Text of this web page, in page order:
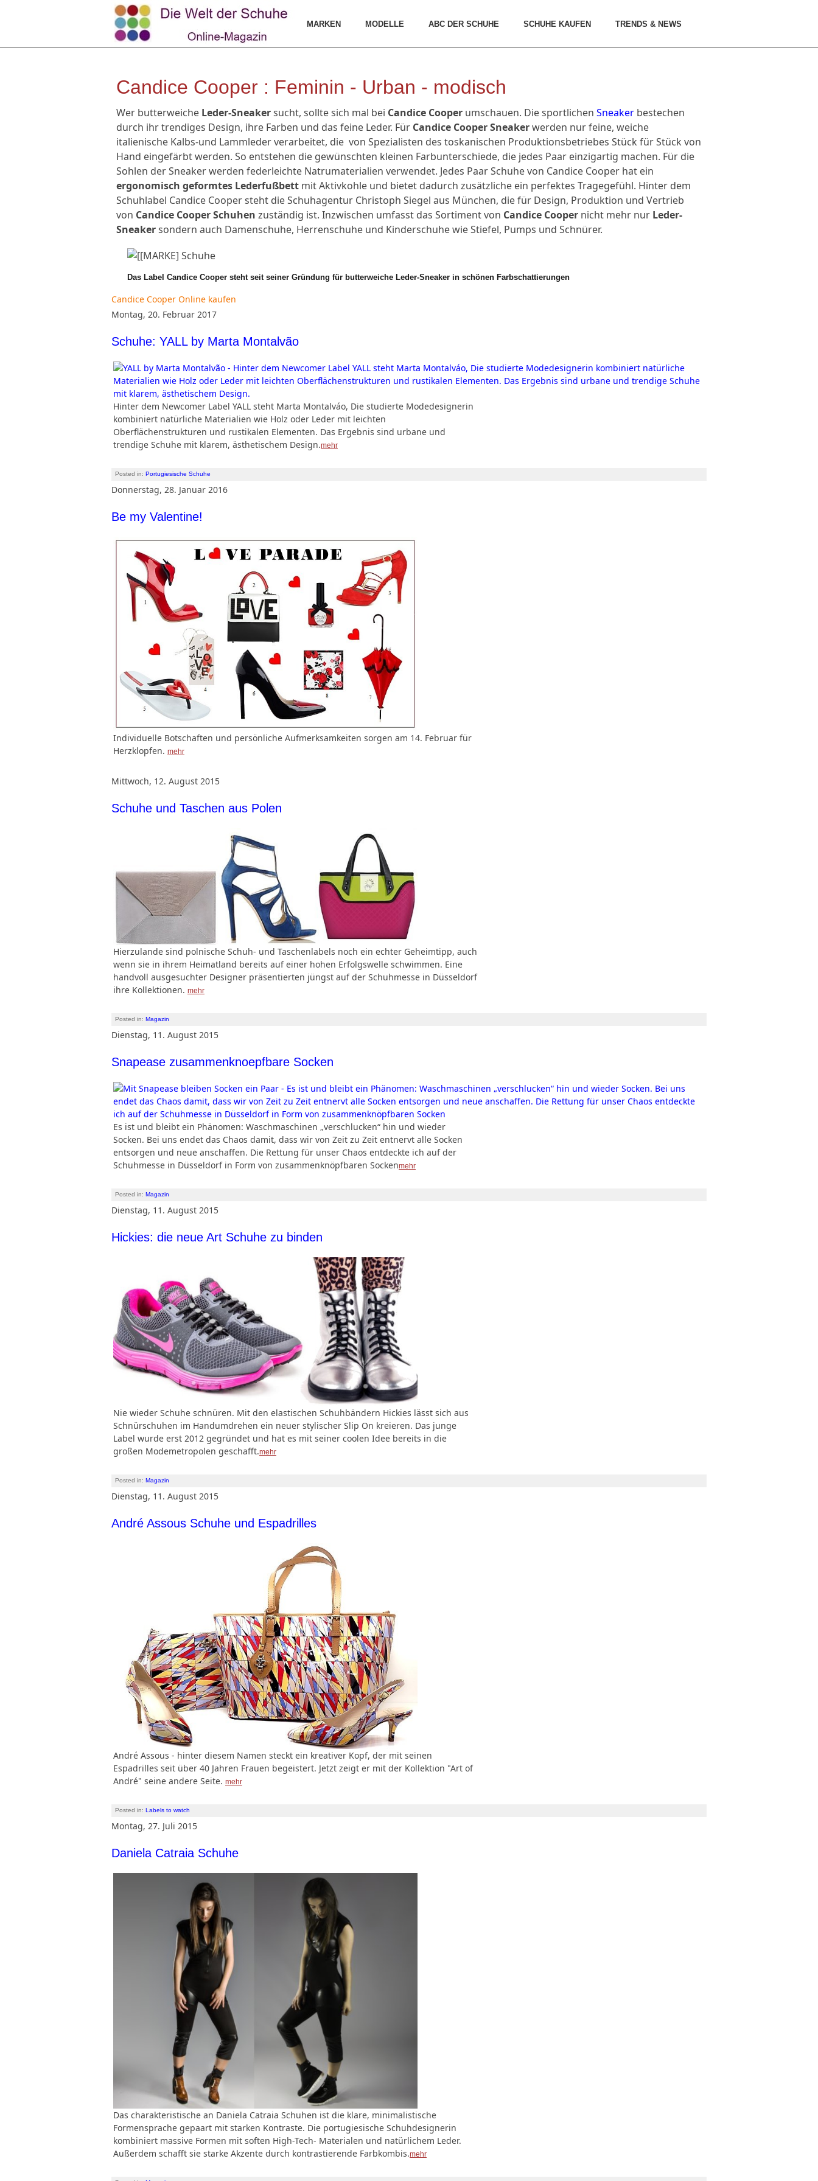
MARKEN MODELLE ABC DER SCHUHE SCHUHE KAUFEN TRENDS & NEWS
Candice Cooper : Feminin - Urban - modisch
Wer butterweiche Leder-Sneakersucht, sollte sich mal bei Candice Cooper umschauen. Die sportlichen Sneaker bestechen
durch ihr trendiges Design, ihre Farben und das feine Leder. Für Candice Cooper Sneakerwerden nur feine, weiche
italienische Kalbs-und Lammleder verarbeitet, die von Spezialisten des toskanischen Produktionsbetriebes Stück für Stück von
Hand eingefärbt werden. So entstehen die gewünschten kleinen Farbunterschiede, die jedes Paar einzigartig machen. Für die
Sohlen der Sneaker werden federleichte Natrumaterialien verwendet. Jedes Paar Schuhe von Candice Cooper hat ein
ergonomisch geformtes Lederfußbett mit Aktivkohle und bietet dadurch zusätzliche ein perfektes Tragegefühl. Hinter dem
Schuhlabel Candice Cooper steht die Schuhagentur Christoph Siegel aus München, die für Design, Produktion und Vertrieb
von Candice Cooper Schuhen zuständig ist. Inzwischen umfasst das Sortiment von Candice Cooper nicht mehr nur Leder-
Sneakersondern auch Damenschuhe, Herrenschuhe und Kinderschuhe wie Stiefel, Pumps und Schnürer.
Das Label Candice Cooper steht seit seiner Gründung für butterweiche Leder-Sneaker in schönen Farbschattierungen
Candice Cooper Online kaufen
Montag, 20. Februar 2017
Schuhe: YALL by Marta Montalvão
Hinter dem Newcomer Label YALL steht Marta Montalváo, Die studierte Modedesignerin
kombiniert natürliche Materialien wie Holz oder Leder mit leichten
Oberflächenstrukturen und rustikalen Elementen. Das Ergebnis sind urbane und
trendige Schuhe mit klarem, ästhetischem Design.mehr
Posted in: Portugiesische Schuhe
Donnerstag, 28. Januar 2016
Be my Valentine!
Individuelle Botschaften und persönliche Aufmerksamkeiten sorgen am 14. Februar für
Herzklopfen. mehr
Mittwoch, 12. August 2015
Schuhe und Taschen aus Polen
Hierzulande sind polnische Schuh- und Taschenlabels noch ein echter Geheimtipp, auch
wenn sie in ihrem Heimatland bereits auf einer hohen Erfolgswelle schwimmen. Eine
handvoll ausgesuchter Designer präsentierten jüngst auf der Schuhmesse in Düsseldorf
ihre Kollektionen. mehr
Posted in: Magazin
Dienstag, 11. August 2015
Snapease zusammenknoepfbare Socken
Es ist und bleibt ein Phänomen: Waschmaschinen „verschlucken“ hin und wieder
Socken. Bei uns endet das Chaos damit, dass wir von Zeit zu Zeit entnervt alle Socken
entsorgen und neue anschaffen. Die Rettung für unser Chaos entdeckte ich auf der
Schuhmesse in Düsseldorf in Form von zusammenknöpfbaren Sockenmehr
Posted in: Magazin
Dienstag, 11. August 2015
Hickies: die neue Art Schuhe zu binden
Nie wieder Schuhe schnüren. Mit den elastischen Schuhbändern Hickies lässt sich aus
Schnürschuhen im Handumdrehen ein neuer stylischer Slip On kreieren. Das junge
Label wurde erst 2012 gegründet und hat es mit seiner coolen Idee bereits in die
großen Modemetropolen geschafft.mehr
Posted in: Magazin
Dienstag, 11. August 2015
André Assous Schuhe und Espadrilles
André Assous - hinter diesem Namen steckt ein kreativer Kopf, der mit seinen
Espadrilles seit über 40 Jahren Frauen begeistert. Jetzt zeigt er mit der Kollektion "Art of
André" seine andere Seite. mehr
Posted in: Labels to watch
Montag, 27. Juli 2015
Daniela Catraia Schuhe
Das charakteristische an Daniela Catraia Schuhen ist die klare, minimalistische
Formensprache gepaart mit starken Kontraste. Die portugiesische Schuhdesignerin
kombiniert massive Formen mit soften High-Tech- Materialen und natürlichem Leder.
Außerdem schafft sie starke Akzente durch kontrastierende Farbkombis.mehr